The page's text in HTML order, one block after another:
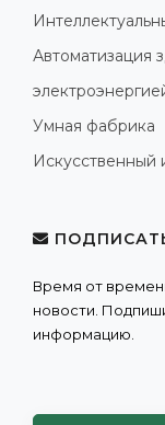
Автоматизация
Умная фабрика
Искусственный
Время от
новости.
информацию.